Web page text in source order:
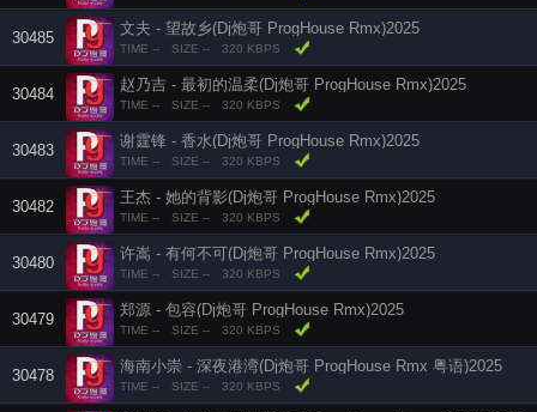
30485
文夫 - 望故乡(Dj炮哥 ProgHouse Rmx)2025
TIME -- SIZE -- 320 KBPS
30484
赵乃吉 - 最初的温柔(Dj炮哥 ProgHouse Rmx)2025
TIME -- SIZE -- 320 KBPS
30483
谢霆锋 - 香水(Dj炮哥 ProgHouse Rmx)2025
TIME -- SIZE -- 320 KBPS
30482
王杰 - 她的背影(Dj炮哥 ProgHouse Rmx)2025
TIME -- SIZE -- 320 KBPS
30480
许嵩 - 有何不可(Dj炮哥 ProgHouse Rmx)2025
TIME -- SIZE -- 320 KBPS
30479
郑源 - 包容(Dj炮哥 ProgHouse Rmx)2025
TIME -- SIZE -- 320 KBPS
30478
海南小崇 - 深夜港湾(Dj炮哥 ProgHouse Rmx 粤语)2025
TIME -- SIZE -- 320 KBPS